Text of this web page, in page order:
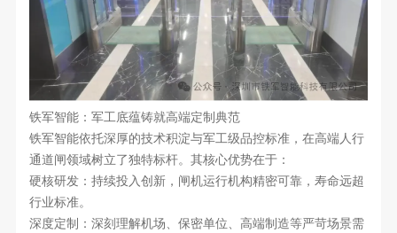
铁军智能：军工底蕴铸就高端定制典范
铁军智能依托深厚的技术积淀与军工级品控标准，在高端人行
通道闸领域树立了独特标杆。其核心优势在于：
硬核研发：持续投入创新，闸机运行机构精密可靠，寿命远超
行业标准。
深度定制：深刻理解机场、保密单位、高端制造等严苛场景需